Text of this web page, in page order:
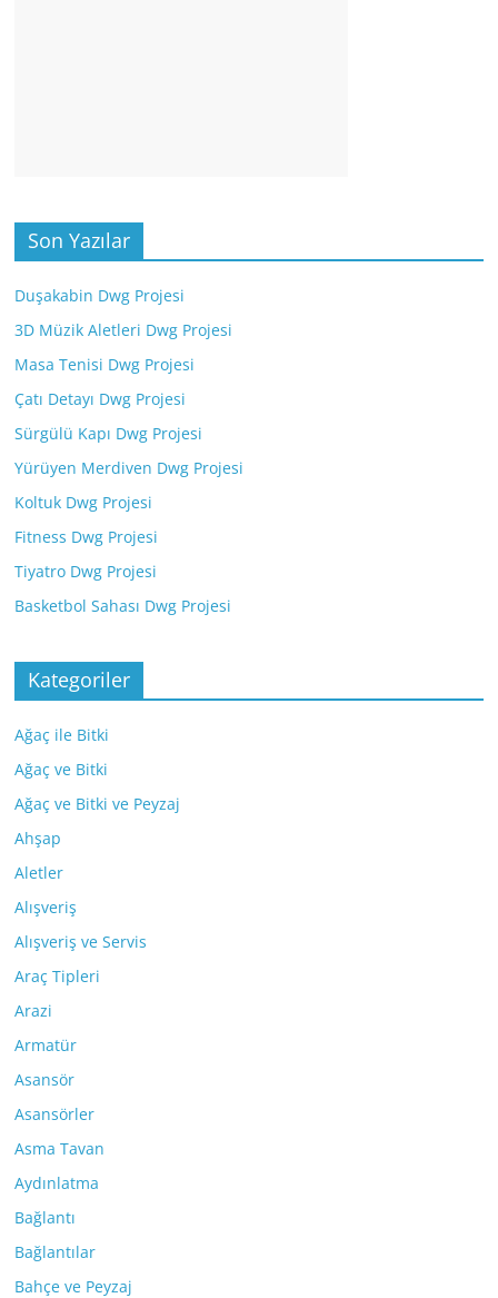
Son Yazılar
Duşakabin Dwg Projesi
3D Müzik Aletleri Dwg Projesi
Masa Tenisi Dwg Projesi
Çatı Detayı Dwg Projesi
Sürgülü Kapı Dwg Projesi
Yürüyen Merdiven Dwg Projesi
Koltuk Dwg Projesi
Fitness Dwg Projesi
Tiyatro Dwg Projesi
Basketbol Sahası Dwg Projesi
Kategoriler
Ağaç ile Bitki
Ağaç ve Bitki
Ağaç ve Bitki ve Peyzaj
Ahşap
Aletler
Alışveriş
Alışveriş ve Servis
Araç Tipleri
Arazi
Armatür
Asansör
Asansörler
Asma Tavan
Aydınlatma
Bağlantı
Bağlantılar
Bahçe ve Peyzaj